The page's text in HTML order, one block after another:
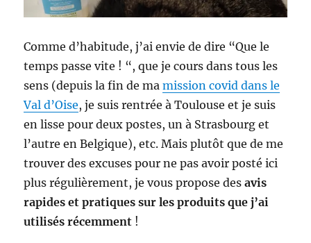
Comme d’habitude, j’ai envie de dire “Que le
temps passe vite ! “, que je cours dans tous les
sens (depuis la fin de mamission covid dans le
Val d’Oise, je suis rentrée à Toulouse et je suis
en lisse pour deux postes, un à Strasbourg et
l’autre en Belgique), etc. Mais plutôt que de me
trouver des excuses pour ne pas avoir posté ici
plus régulièrement, je vous propose desavis
rapides et pratiques sur les produits que j’ai
utilisés récemment !